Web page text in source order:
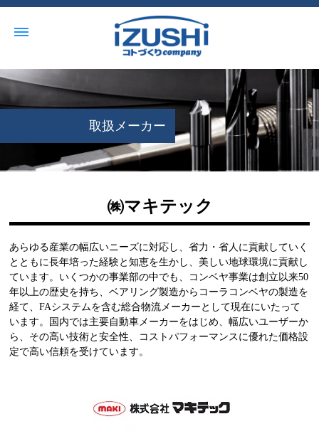
取扱メーカー
㈱マキテック
あらゆる産業の幅広いニーズに対応し、省力・省人に貢献していく
とともに長年培った経験と知恵を生かし、美しい地球環境に貢献し
ています。いくつかの事業部の中でも、コンベヤ事業は創立以来50
年以上の歴史を持ち、ベアリング製造からコーラコンベヤの製造を
経て、FAシステムを含む総合物流メーカーとして現在にいたって
います。国内では主要自動車メーカーをはじめ、幅広いユーザーか
ら、その高い技術と安全性、コストパフォーマンスに優れた価格設
定で高い信頼を受けています。